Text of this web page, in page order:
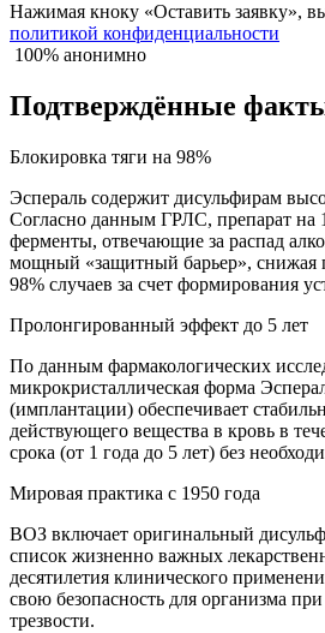
Нажимая кноку «Оставить заявку»,
политикой конфиденциальности
100% анонимно
Подтверждённые
Блокировка тяги на 98%
Эспераль содержит дисульфирам
Согласно данным ГРЛС, препарат на
ферменты, отвечающие за распад
мощный «защитный барьер», снижая
98% случаев за счет формирования
Пролонгированный эффект до 5 лет
По данным фармакологических
микрокристаллическая форма
(имплантации) обеспечивает
действующего вещества в кровь в
срока (от 1 года до 5 лет) без
Мировая практика с 1950 года
ВОЗ включает оригинальный
список жизненно важных
десятилетия клинического
свою безопасность для организма
трезвости.